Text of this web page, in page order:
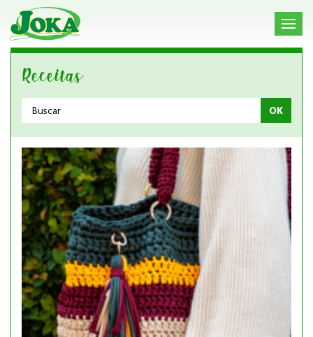
Receitas
OK